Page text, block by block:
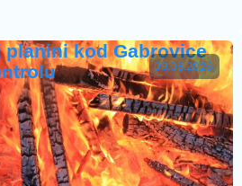
09.08.2026.
planini kod Gabrovice